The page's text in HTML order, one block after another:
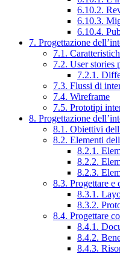
6.10.2.
6.10.3.
6.10.4.
7. Progettazione
7.1.
7.2. User stories
7.2.1.
7.3. Flussi di
7.4. Wireframe
7.5. Prototipi
8. Progettazione
8.1. Obiettivi
8.2. Elementi
8.2.1.
8.2.2.
8.2.3.
8.3. Progettare e
8.3.1.
8.3.2.
8.4. Progettare
8.4.1.
8.4.2.
8.4.3.